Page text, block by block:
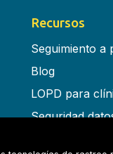
Recursos
Seguimiento a
Blog
LOPD para
Seguridad